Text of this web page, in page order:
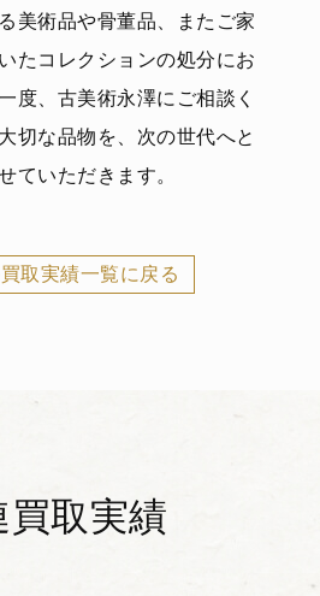
美術品や骨董品、またご家
たコレクションの処分にお
度、古美術永澤にご相談く
切な品物を、次の世代へと
ていただきます。
取実績一覧に戻る
買取実績